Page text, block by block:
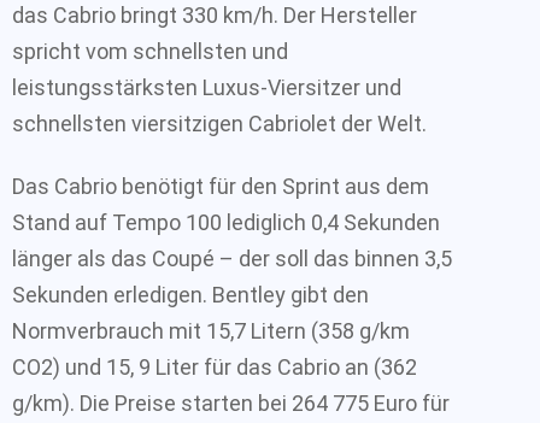
das Cabrio bringt 330 km/h. Der Hersteller
spricht vom schnellsten und
leistungsstärksten Luxus-Viersitzer und
schnellsten viersitzigen Cabriolet der Welt.
Das Cabrio benötigt für den Sprint aus dem
Stand auf Tempo 100 lediglich 0,4 Sekunden
länger als das Coupé – der soll das binnen 3,5
Sekunden erledigen. Bentley gibt den
Normverbrauch mit 15,7 Litern (358 g/km
CO2) und 15, 9 Liter für das Cabrio an (362
g/km). Die Preise starten bei 264 775 Euro für